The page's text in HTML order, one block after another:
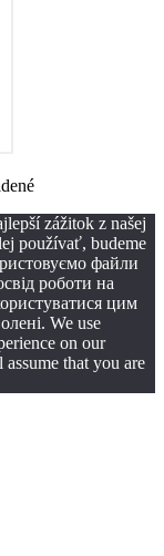
zážitok z našej
používať, budeme
файли
роботи на
цим
We use
on our
that you are